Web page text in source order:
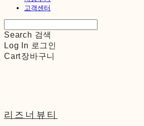
고객센터
Search 검색
Log In 로그인
Cart장바구니
리즈너뷰티